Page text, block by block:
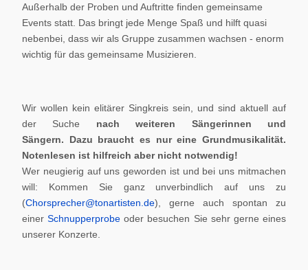
Außerhalb der Proben und Auftritte finden gemeinsame
Events statt. Das bringt jede Menge Spaß und hilft quasi
nebenbei, dass wir als Gruppe zusammen wachsen - enorm
wichtig für das gemeinsame Musizieren.
Wir wollen kein elitärer Singkreis sein, und sind aktuell auf
der Suche nach weiteren Sängerinnen und
Sängern. Dazu braucht es nur eine Grundmusikalität.
Notenlesen ist hilfreich aber nicht notwendig!
Wer neugierig auf uns geworden ist und bei uns mitmachen
will: Kommen Sie ganz unverbindlich auf uns zu
(Chorsprecher@tonartisten.de), gerne auch spontan zu
einerSchnupperprobe oder besuchen Sie sehr gerne eines
unserer Konzerte.